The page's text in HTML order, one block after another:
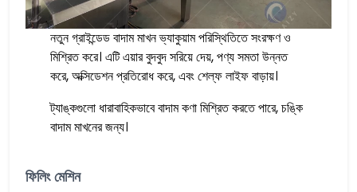
নতুন গ্রাইন্ডেড বাদাম মাখন ভ্যাকুয়াম পরিস্থিতিতে সংরক্ষণ ও
মিশ্রিত করে। এটি এয়ার বুদবুদ সরিয়ে দেয়, পণ্য সমতা উন্নত
করে, অক্সিডেশন প্রতিরোধ করে, এবং শেল্ফ লাইফ বাড়ায়।
ট্যাঙ্কগুলো ধারাবাহিকভাবে বাদাম কণা মিশ্রিত করতে পারে, চঙ্কি
বাদাম মাখনের জন্য।
ফিলিং মেশিন